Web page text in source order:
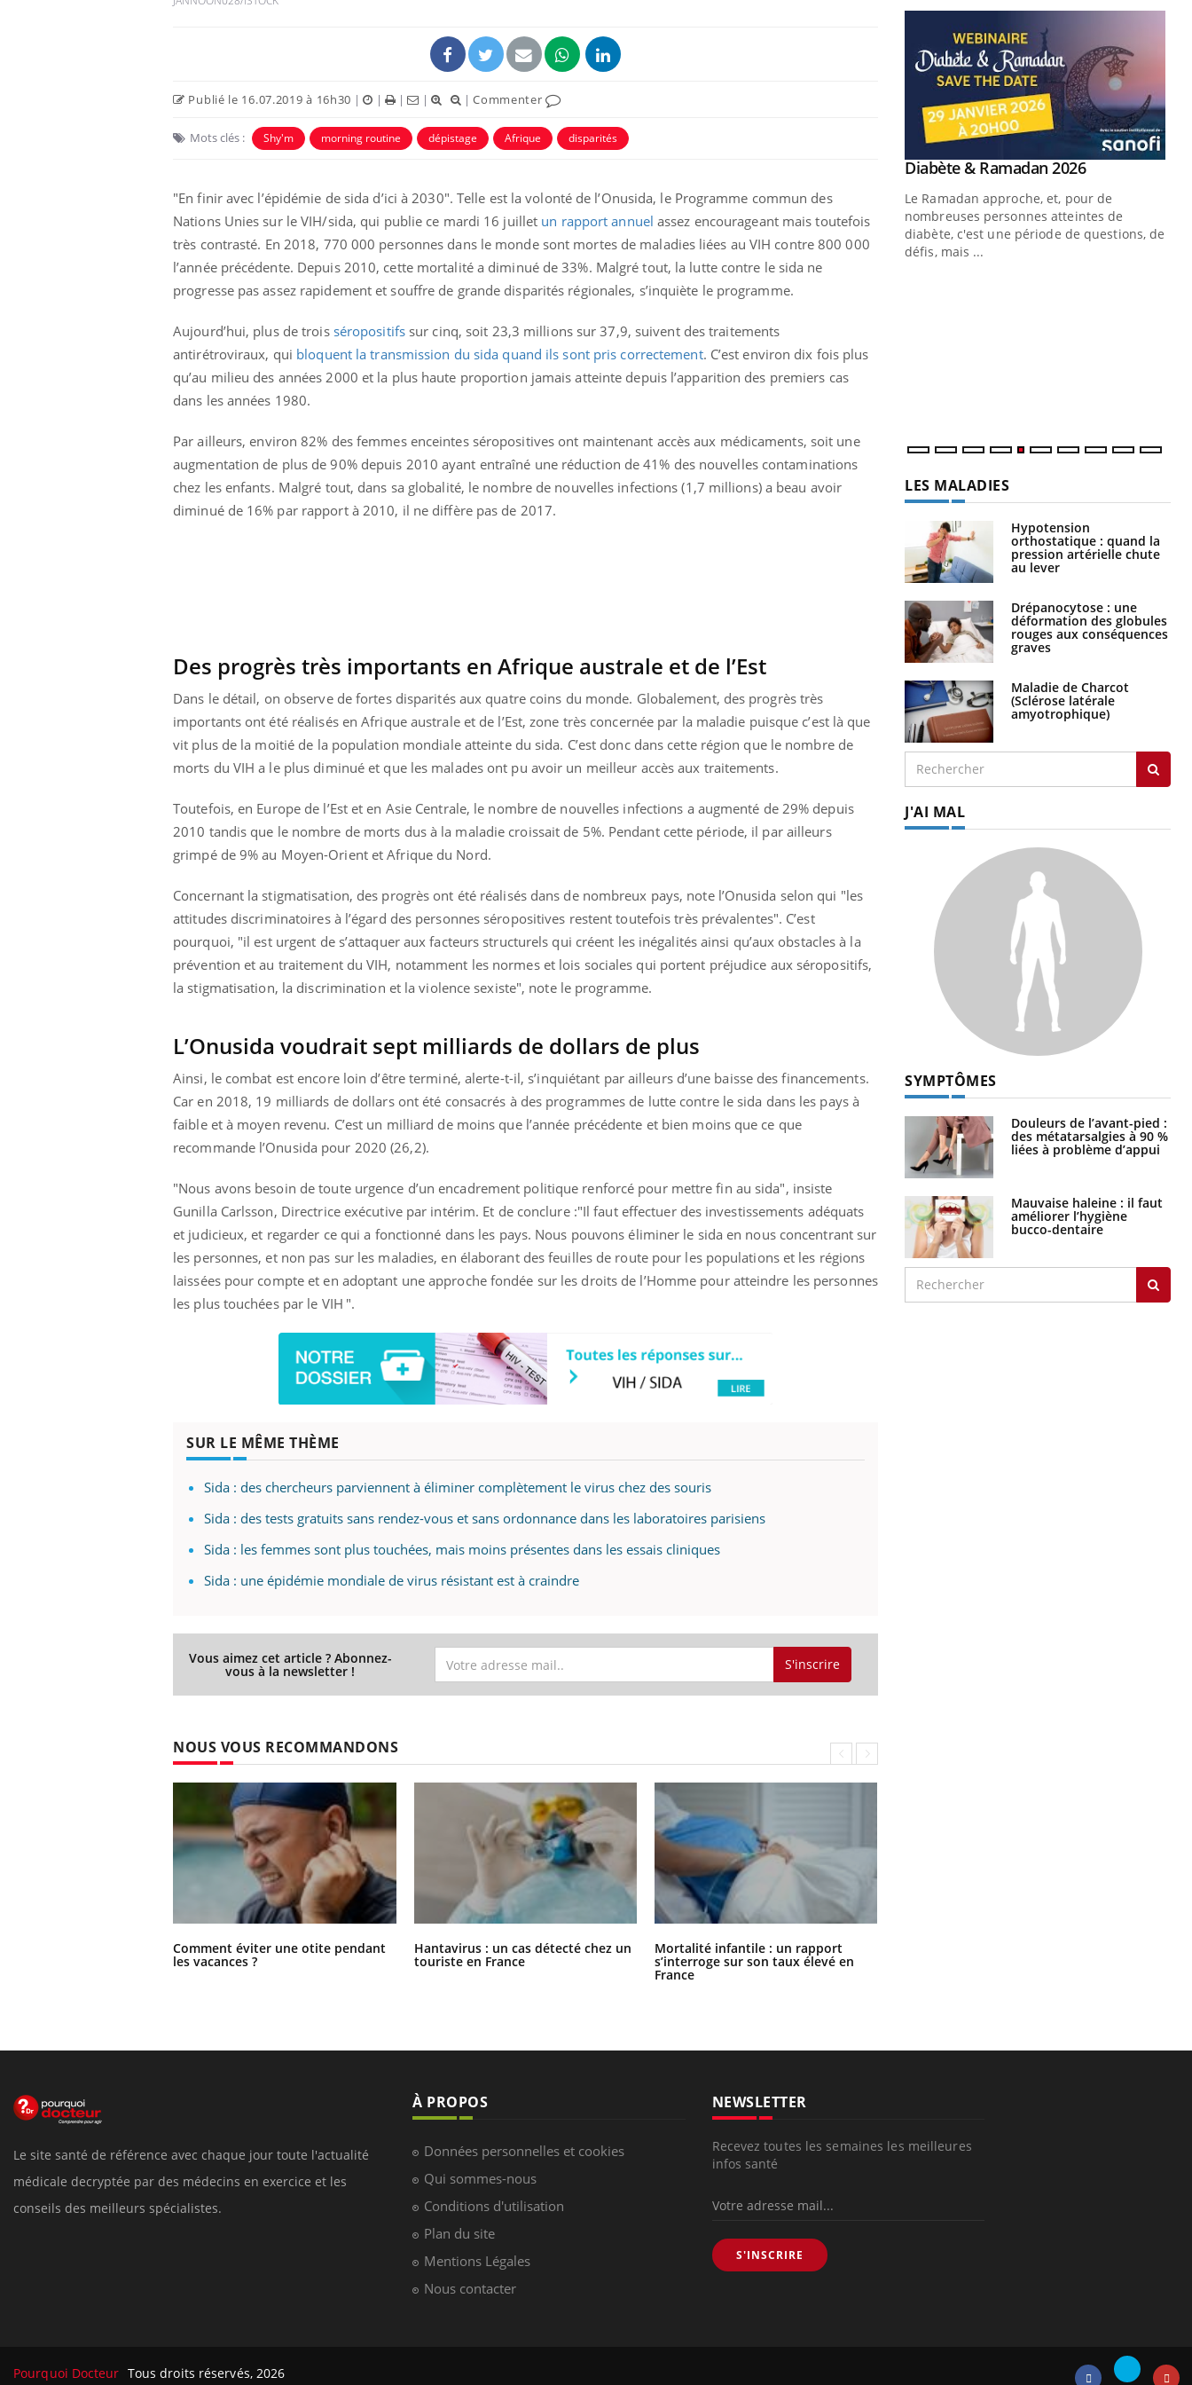
Publié le 16.07.2019 à 16h30 | | | | |Commenter
Mots clés : Shy'm morning routine dépistage Afrique disparités
"En finir avec l’épidémie de sida d’ici à 2030". Telle est la volonté de l’Onusida, le Programme commun des
Nations Unies sur le VIH/sida, qui publie ce mardi 16 juillet un rapport annuel assez encourageant mais toutefois
très contrasté. En 2018, 770 000 personnes dans le monde sont mortes de maladies liées au VIH contre 800 000
l’année précédente. Depuis 2010, cette mortalité a diminué de 33%. Malgré tout, la lutte contre le sida ne
progresse pas assez rapidement et souffre de grande disparités régionales, s’inquiète le programme.
Aujourd’hui, plus de trois séropositifssur cinq, soit 23,3 millions sur 37,9, suivent des traitements
antirétroviraux, qui bloquent la transmission du sida quand ils sont pris correctement. C’est environ dix fois plus
qu’au milieu des années 2000 et la plus haute proportion jamais atteinte depuis l’apparition des premiers cas
dans les années 1980.
Par ailleurs, environ 82% des femmes enceintes séropositives ont maintenant accès aux médicaments, soit une
augmentation de plus de 90% depuis 2010 ayant entraîné une réduction de 41% des nouvelles contaminations
chez les enfants. Malgré tout, dans sa globalité, le nombre de nouvelles infections (1,7 millions) a beau avoir
diminué de 16% par rapport à 2010, il ne diffère pas de 2017.
Des progrès très importants en Afrique australe et de l’Est
Dans le détail, on observe de fortes disparités aux quatre coins du monde. Globalement, des progrès très
importants ont été réalisés en Afrique australe et de l’Est, zone très concernée par la maladie puisque c’est là que
vit plus de la moitié de la population mondiale atteinte du sida. C’est donc dans cette région que le nombre de
morts du VIH a le plus diminué et que les malades ont pu avoir un meilleur accès aux traitements.
Toutefois, en Europe de l’Est et en Asie Centrale, le nombre de nouvelles infections a augmenté de 29% depuis
2010 tandis que le nombre de morts dus à la maladie croissait de 5%. Pendant cette période, il par ailleurs
grimpé de 9% au Moyen-Orient et Afrique du Nord.
Concernant la stigmatisation, des progrès ont été réalisés dans de nombreux pays, note l’Onusida selon qui "les
attitudes discriminatoires à l’égard des personnes séropositives restent toutefois très prévalentes". C’est
pourquoi, "il est urgent de s’attaquer aux facteurs structurels qui créent les inégalités ainsi qu’aux obstacles à la
prévention et au traitement du VIH, notamment les normes et lois sociales qui portent préjudice aux séropositifs,
la stigmatisation, la discrimination et la violence sexiste", note le programme.
L’Onusida voudrait sept milliards de dollars de plus
Ainsi, le combat est encore loin d’être terminé, alerte-t-il, s’inquiétant par ailleurs d’une baisse des financements.
Car en 2018, 19 milliards de dollars ont été consacrés à des programmes de lutte contre le sida dans les pays à
faible et à moyen revenu. C’est un milliard de moins que l’année précédente et bien moins que ce que
recommande l’Onusida pour 2020 (26,2).
"Nous avons besoin de toute urgence d’un encadrement politique renforcé pour mettre fin au sida", insiste
Gunilla Carlsson, Directrice exécutive par intérim. Et de conclure :"Il faut effectuer des investissements adéquats
et judicieux, et regarder ce qui a fonctionné dans les pays. Nous pouvons éliminer le sida en nous concentrant sur
les personnes, et non pas sur les maladies, en élaborant des feuilles de route pour les populations et les régions
laissées pour compte et en adoptant une approche fondée sur les droits de l’Homme pour atteindre les personnes
les plus touchées par le VIH ".
SUR LE MÊME THÈME
Sida : des chercheurs parviennent à éliminer complètement le virus chez des souris
Sida : des tests gratuits sans rendez-vous et sans ordonnance dans les laboratoires parisiens
Sida : les femmes sont plus touchées, mais moins présentes dans les essais cliniques
Sida : une épidémie mondiale de virus résistant est à craindre
Vous aimez cet article ? Abonnez-
vous à la newsletter ! S'inscrire
NOUS VOUS RECOMMANDONS
Comment éviter une otite pendant
les vacances ?
Hantavirus : un cas détecté chez un
touriste en France
Mortalité infantile : un rapport
s’interroge sur son taux élevé en
France
Fatigue, irritabilité, brouillard mental ou
carence en fer sont multiples ce qui la rend
En 2026, l'insuline dans le diabète de type 2
reste entourée d'idées reçues chez les
patients comme parfois chez les soignants.
L'été arrive… et avec lui, un tout nouveau
rythme de vie ! Vacances, plage, piscine,
soleil, activités en plein air… Nos mains
sont ...
Youtube
Diabète & Ramadan 2026Youtube
Le Ramadan approche, et, pour de
nombreuses personnes atteintes de
diabète, c'est une période de questions, de
défis, mais ...
LES MALADIES
Hypotension
orthostatique : quand la
pression artérielle chute
au lever
Drépanocytose : une
déformation des globules
rouges aux conséquences
graves
Maladie de Charcot
(Sclérose latérale
amyotrophique)
J'AI MAL
SYMPTÔMES
Douleurs de l’avant-pied :
des métatarsalgies à 90 %
liées à problème d’appui
Mauvaise haleine : il faut
améliorer l’hygiène
bucco-dentaire
Le site santé de référence avec chaque jour toute l'actualité
médicale decryptée par des médecins en exercice et les
conseils des meilleurs spécialistes.
À PROPOS
Données personnelles et cookies
Qui sommes-nous
Conditions d'utilisation
Plan du site
Mentions Légales
Nous contacter
NEWSLETTER
Recevez toutes les semaines les meilleures
infos santé
S'INSCRIRE
Pourquoi Docteur Tous droits réservés, 2026 Twitter